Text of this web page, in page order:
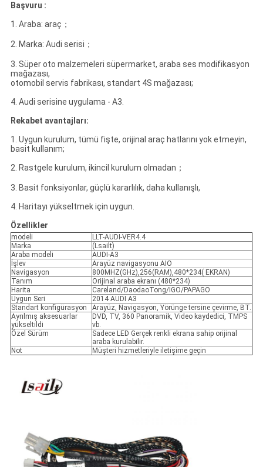
Başvuru :
1. Araba: araç；
2. Marka: Audi serisi；
3. Süper oto malzemeleri süpermarket, araba ses modifikasyon
mağazası,
otomobil servis fabrikası, standart 4S mağazası;
4. Audi serisine uygulama - A3.
Rekabet avantajları:
1. Uygun kurulum, tümü fişte, orijinal araç hatlarını yok etmeyin,
basit kullanım;
2. Rastgele kurulum, ikincil kurulum olmadan；
3. Basit fonksiyonlar, güçlü kararlılık, daha kullanışlı,
4. Haritayı yükseltmek için uygun.
Özellikler
modeli
LLT-AUDI-VER4.4
Marka
(Lsailt)
Araba modeli
AUDI-A3
İşlev
Arayüz navigasyonu AIO
Navigasyon
800MHZ(GHz),256(RAM),480*234( EKRAN)
Tanım
Orijinal araba ekranı (480*234)
Harita
Careland/DaodaoTong/IGO/PAPAGO
Uygun Seri
2014 AUDI A3
Standart konfigürasyon
Arayüz, Navigasyon, Yörünge tersine çevirme, BT.
Ayrılmış aksesuarlar
yükseltildi
DVD, TV, 360 Panoramik, Video kaydedici, TMPS
vb.
Özel Sürüm
Sadece LED Gerçek renkli ekrana sahip orijinal
araba kurulabilir.
Not
Müşteri hizmetleriyle iletişime geçin